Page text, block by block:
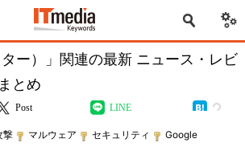
ー）」関連の最新 ニュース・レビ
とめ
Post LINE
撃 マルウェア セキュリティ Google